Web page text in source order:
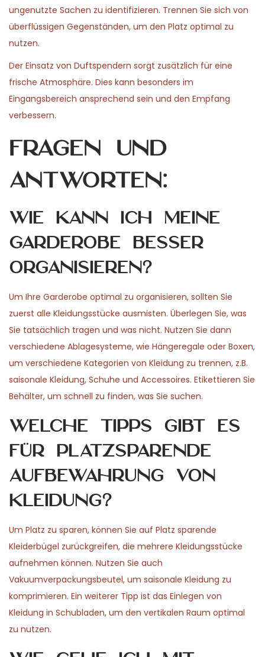
ungenutzte Sachen zu identifizieren. Trennen Sie sich von
überflüssigen Gegenständen, um den Platz optimal zu
nutzen.
Der Einsatz von Duftspendern sorgt zusätzlich für eine
frische Atmosphäre. Dies kann besonders im
Eingangsbereich ansprechend sein und den Empfang
verbessern.
Fragen und
Antworten:
Wie kann ich meine
Garderobe besser
organisieren?
Um Ihre Garderobe optimal zu organisieren, sollten Sie
zuerst alle Kleidungsstücke ausmisten. Überlegen Sie, was
Sie tatsächlich tragen und was nicht. Nutzen Sie dann
verschiedene Ablagesysteme, wie Hängeregale oder Boxen,
um verschiedene Kategorien von Kleidung zu trennen, z.B.
saisonale Kleidung, Schuhe und Accessoires. Etikettieren Sie
Behälter, um schnell zu finden, was Sie suchen.
Welche Tipps gibt es
für platzsparende
Aufbewahrung von
Kleidung?
Um Platz zu sparen, können Sie auf Platz sparende
Kleiderbügel zurückgreifen, die mehrere Kleidungsstücke
aufnehmen können. Nutzen Sie auch
Vakuumverpackungsbeutel, um saisonale Kleidung zu
komprimieren. Ein weiterer Tipp ist das Einlegen von
Kleidung in Schubladen, um den vertikalen Raum optimal
zu nutzen.